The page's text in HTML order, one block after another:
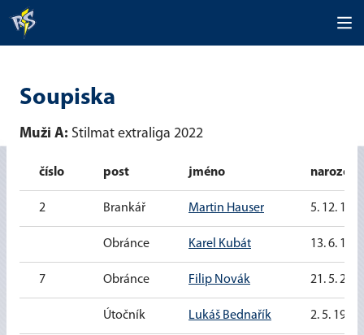
Soupiska
Muži A: Stilmat extraliga 2022
číslo post jméno narozen
2 Brankář Martin Hauser 5. 12.
Obránce Karel Kubát 13. 6.
7 Obránce Filip Novák 21. 5.
Útočník Lukáš Bednařík 2. 5. 1997